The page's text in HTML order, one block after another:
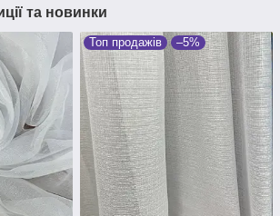
та новинки
Топ продажів –5%